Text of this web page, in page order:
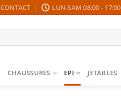
CONTACT LUN-SAM 08:00 - 17:00
CHAUSSURES EPI JETABLES